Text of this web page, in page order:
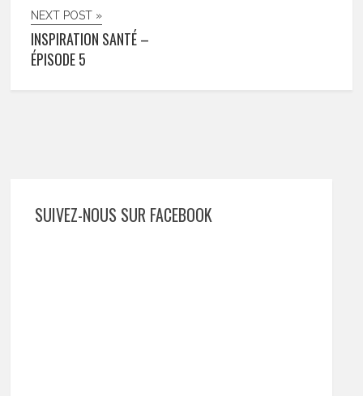
NEXT POST »
INSPIRATION SANTÉ –
ÉPISODE 5
SUIVEZ-NOUS SUR FACEBOOK